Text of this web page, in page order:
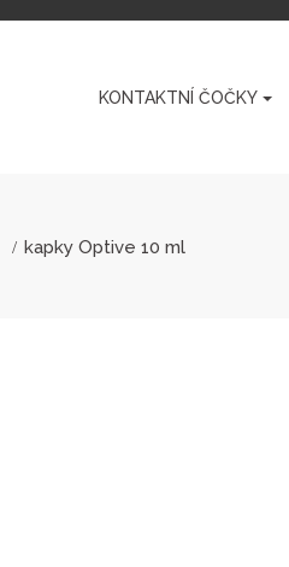
KONTAKTNÍ ČOČKY
kapky Optive 10 ml